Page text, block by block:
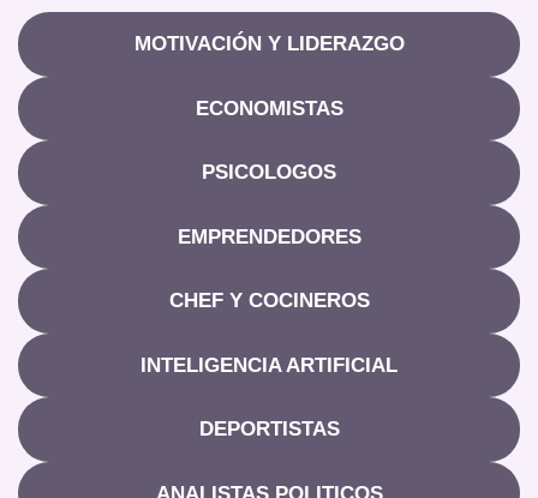
MOTIVACIÓN Y LIDERAZGO
ECONOMISTAS
PSICOLOGOS
EMPRENDEDORES
CHEF Y COCINEROS
INTELIGENCIA ARTIFICIAL
DEPORTISTAS